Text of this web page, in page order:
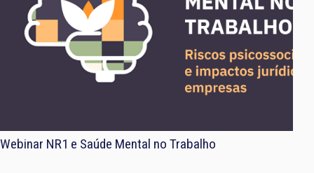
Webinar NR1 e Saúde Mental no Trabalho